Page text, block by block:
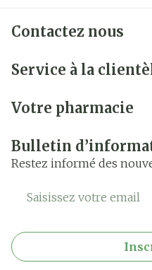
Contactez nous
Service à la
Votre pharmacie
Bulletin
Restez informé des
Adresse mail